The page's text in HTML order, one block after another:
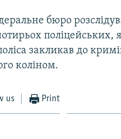
бюро
поліцейських,
закликав до
коліном.
us Print